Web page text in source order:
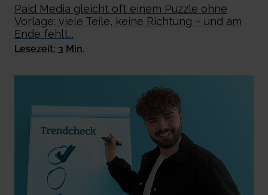
Paid Media gleicht oft einem Puzzle ohne
Vorlage: viele Teile, keine Richtung – und am
Ende fehlt...
Lesezeit: 3 Min.